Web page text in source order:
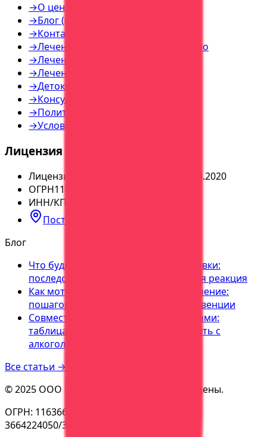
→О центре
→Блог (все статьи)
→Контакты
→Лечение наркозависимости — инфо
→Лечение алкоголизма — инфо
→Лечение игромании — инфо
→Детоксикация — инфо
→Консультация — инфо
→Политика конфиденциальности
→Условия использования
Лицензия и реквизиты
Лицензия
ЛО-36-01-004065 от 05.03.2020
ОГРН1163668113179
ИНН/КПП
Построить маршрут
Блог
Что будет если выпить после кодировки:
последствия, срыв, дисульфирамовая реакция
Как мотивировать алкоголика на лечение:
пошаговая инструкция, метод интервенции
Совместимость алкоголя с лекарствами:
таблица, последствия. Что нельзя пить с
алкоголем
Все статьи →
©2025 ООО "АСК Вера"
. Все права защищены.
ОГРН: 1163668113179
3664224050/366401001